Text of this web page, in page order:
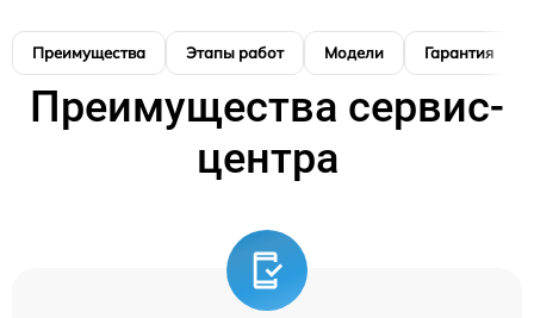
Преимущества Этапы работ Модели Гарантия
Преимущества сервис-
центра